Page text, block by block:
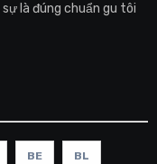
là đúng chuẩn gu tôi
BE BL